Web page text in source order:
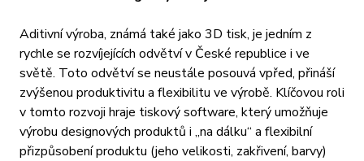
Aditivní výroba, známá také jako 3D tisk, je jedním z
rychle se rozvíjejících odvětví v České republice i ve
světě. Toto odvětví se neustále posouvá vpřed, přináší
zvýšenou produktivitu a flexibilitu ve výrobě. Klíčovou roli
v tomto rozvoji hraje tiskový software, který umožňuje
výrobu designových produktů i „na dálku“ a flexibilní
přizpůsobení produktu (jeho velikosti, zakřivení, barvy)